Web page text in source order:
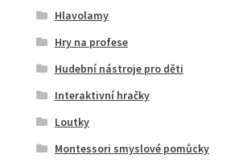
Hlavolamy
Hry na profese
Hudební nástroje pro děti
Interaktivní hračky
Loutky
Montessori smyslové pomůcky